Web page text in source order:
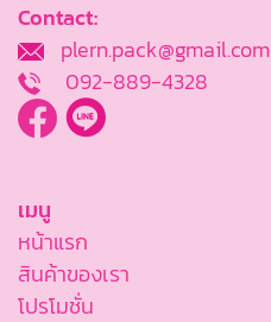
Contact:
plern.pack@gmail.com
092-889-4328
เมนู
หน้าแรก
สินค้าของเรา
โปรโมชั่น